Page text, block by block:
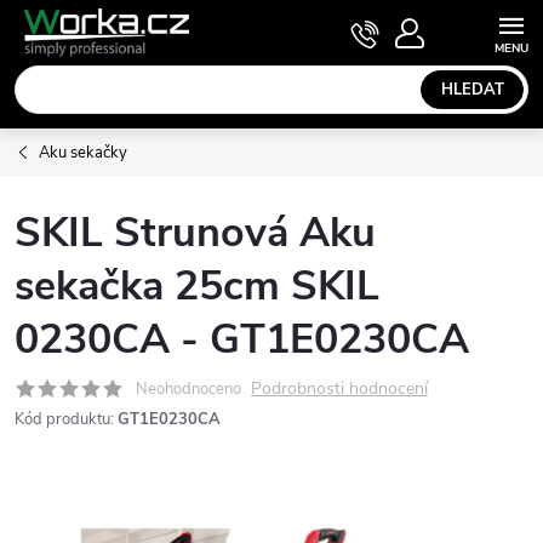
Přejít
obsah
HLEDAT
NÁKUPNÍ
KOŠÍK
Aku sekačky
SKIL Strunová Aku
sekačka 25cm SKIL
0230CA - GT1E0230CA
Neohodnoceno Podrobnosti hodnocení
Kód produktu: GT1E0230CA